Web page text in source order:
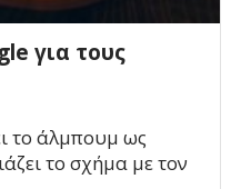
για τους
το άλμπουμ ως
το σχήμα με τον